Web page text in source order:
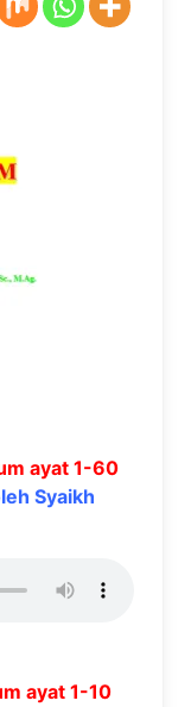
ayat 1-60
Syaikh
ayat 1-10